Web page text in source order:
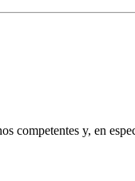
competentes y, en